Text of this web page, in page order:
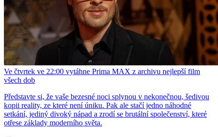
Ve čtvrtek ve 22:00 vytáhne Prima MAX z archivu nejlepší film
všech dob
Představte si, že vaše bezesné noci splynou v nekonečnou, šedivou
kopii reality, ze které není úniku. Pak ale stačí jedno náhodné
setkání, jediný divoký nápad a zrodí se brutální společenství, které
otřese základy moderního světa.